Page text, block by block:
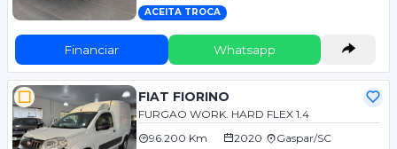
ACEITA TROCA
Financiar Whatsapp
FIAT FIORINO
FURGAO WORK. HARD FLEX 1.4
96.200 Km
2020 Gaspar/SC